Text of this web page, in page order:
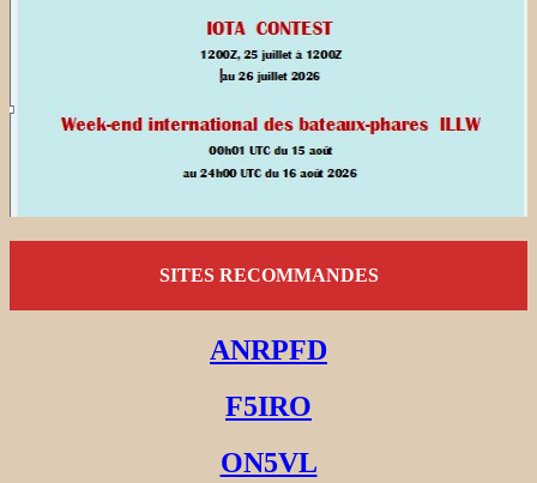
SITES RECOMMANDES
ANRPFD
F5IRO
ON5VL